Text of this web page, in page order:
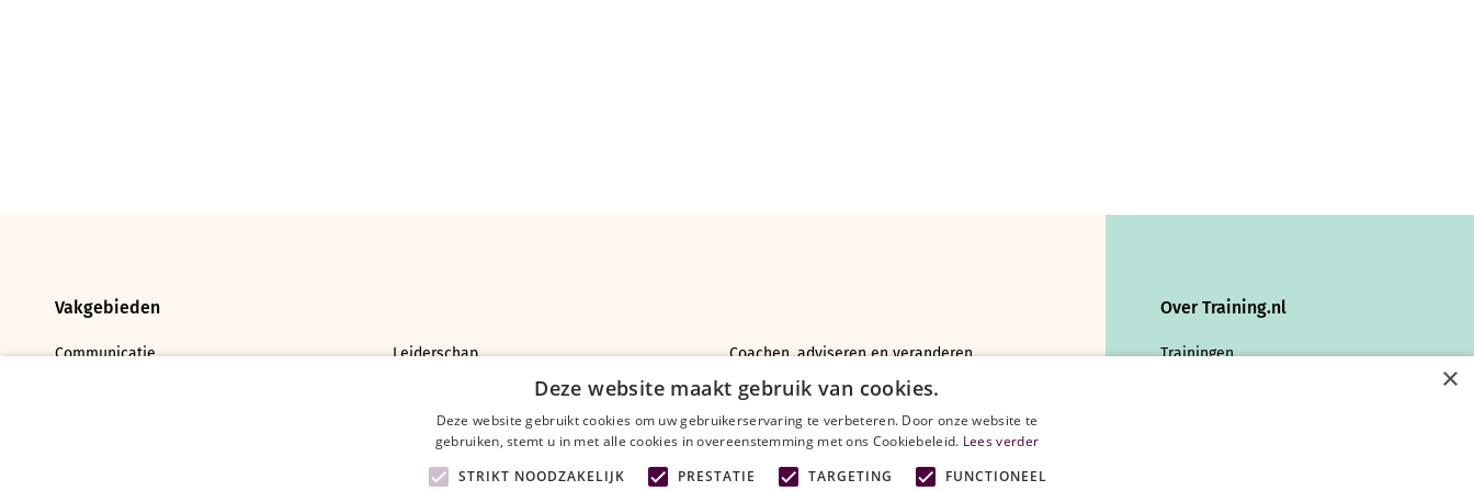
Vakgebieden
Communicatie Leiderschap
Coachen, adviseren en veranderen
Over Training.nl
Trainingen
×
Deze website maakt gebruik van cookies.
Deze website gebruikt cookies om uw gebruikerservaring te verbeteren. Door onze website te
gebruiken, stemt u in met alle cookies in overeenstemming met ons Cookiebeleid. Lees verder
STRIKT NOODZAKELIJK
PRESTATIE TARGETING FUNCTIONEEL